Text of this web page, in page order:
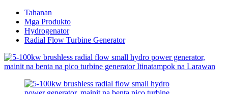
Tahanan
Mga Produkto
Hydrogenator
Radial Flow Turbine Generator